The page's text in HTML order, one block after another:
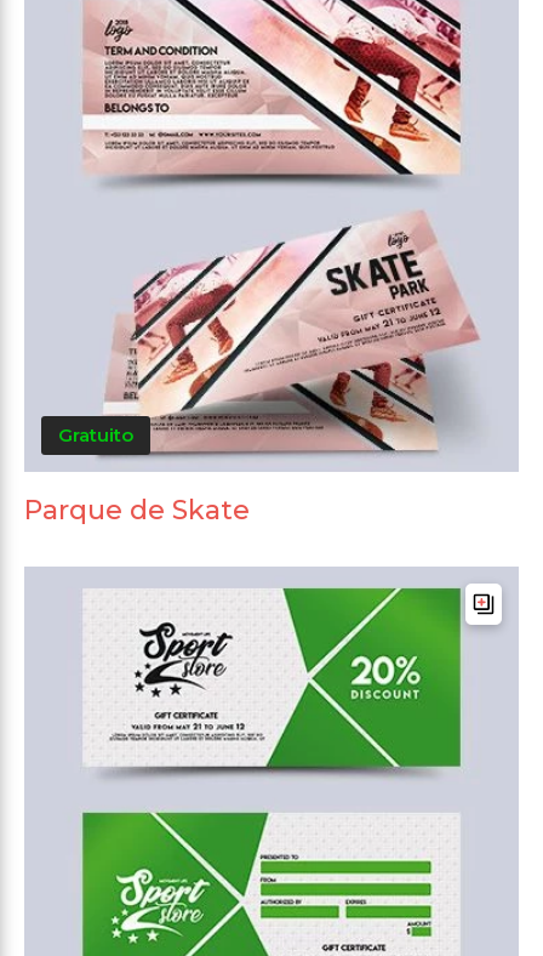
Gratuito
Parque de Skate